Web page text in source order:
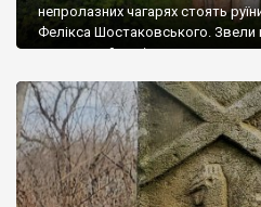
непролазних чагарях стоять
Фелікса Шостаковського. Звели
радянський період у ньому
століття тут розмістили
палацу виїхала лікарня – ми